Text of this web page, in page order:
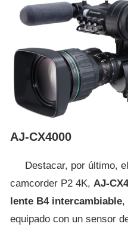
AJ-CX4000
Destacar, por último,
camcorder P2 4K, AJ-
lente B4 intercambiable,
equipado con un sensor